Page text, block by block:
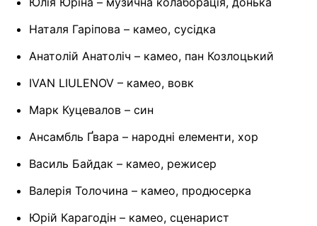
Наталя Гаріпова – камео, сусідка
Анатолій Анатоліч – камео, пан Козлоцький
IVAN LIULENOV – камео, вовк
Марк Куцевалов – син
Ансамбль Ґвара – народні елементи, хор
Василь Байдак – камео, режисер
Валерія Толочина – камео, продюсерка
Юрій Карагодін – камео, сценарист